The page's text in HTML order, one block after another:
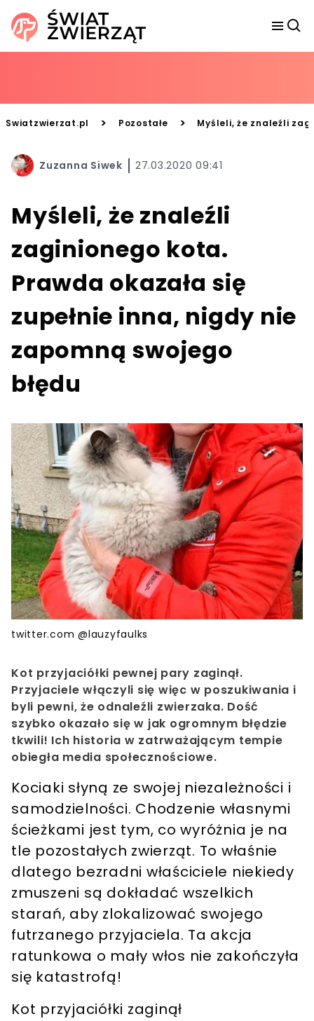
Swiatzwierzat.pl > Pozostałe > Myśleli, że znaleźli
Zuzanna Siwek 27.03.2020 09:41
Myśleli, że znaleźli
zaginionego kota.
Prawda okazała się
zupełnie inna, nigdy nie
zapomną swojego
błędu
twitter.com @lauzyfaulks
Kot przyjaciółki pewnej pary zaginął.
Przyjaciele włączyli się więc w poszukiwania i
byli pewni, że odnaleźli zwierzaka. Dość
szybko okazało się w jak ogromnym błędzie
tkwili! Ich historia w zatrważającym tempie
obiegła media społecznościowe.
Kociaki słyną ze swojej niezależności i
samodzielności. Chodzenie własnymi
ścieżkami jest tym, co wyróżnia je na
tle pozostałych zwierząt. To właśnie
dlatego bezradni właściciele niekiedy
zmuszeni są dokładać wszelkich
starań, aby zlokalizować swojego
futrzanego przyjaciela. Ta akcja
ratunkowa o mały włos nie zakończyła
się katastrofą!
Kot przyjaciółki zaginął